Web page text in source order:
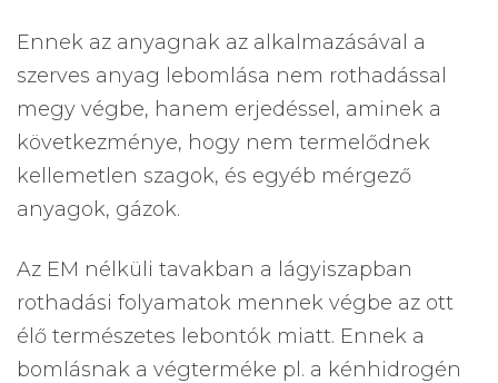
Ennek az anyagnak az alkalmazásával a
szerves anyag lebomlása nem rothadással
megy végbe, hanem erjedéssel, aminek a
következménye, hogy nem termelődnek
kellemetlen szagok, és egyéb mérgező
anyagok, gázok.
Az EM nélküli tavakban a lágyiszapban
rothadási folyamatok mennek végbe az ott
élő természetes lebontók miatt. Ennek a
bomlásnak a végterméke pl. a kénhidrogén